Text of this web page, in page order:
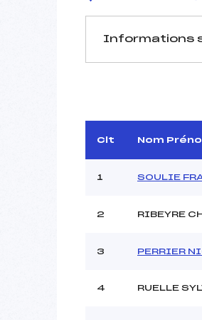
Informations
D.T Adjoint :
Dir. Epreuve :
Pénalité appliquée :
Clt Nom
1 SOULIE
2 RIBEYRE
3 PERRIER
4 RUELLE